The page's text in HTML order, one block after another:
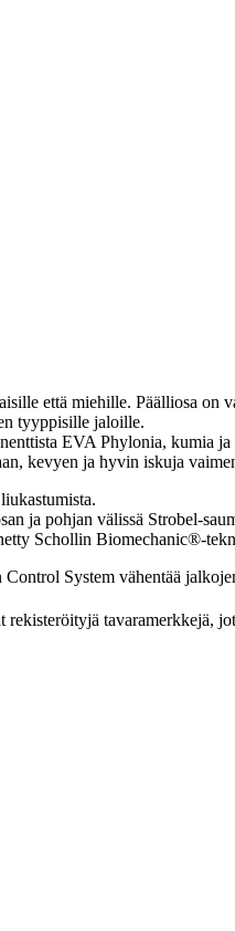
että miehille. Päälliosa on
tyyppisille jaloille.
EVA Phylonia, kumia ja
kevyen ja hyvin iskuja
ja pohjan välissä Strobel-
Schollin Biomechanic®-
System vähentää
tavaramerkkejä,